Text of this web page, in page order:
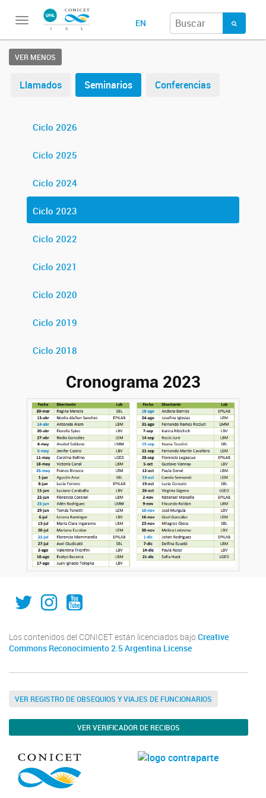
Toggle
EN
VER MENOS
Llamados Seminarios Conferencias
Ciclo 2026
Ciclo 2025
Ciclo 2024
Ciclo 2023
Ciclo 2022
Ciclo 2021
Ciclo 2020
Ciclo 2019
Ciclo 2018
Cronograma 2023
IAL_CONICET
ial.conicet.unl
ialcomunica
Los contenidos del CONICET están licenciados bajo Creative
Commons Reconocimiento 2.5 Argentina License
VER REGISTRO DE OBSEQUIOS Y VIAJES DE FUNCIONARIOS
VER VERIFICADOR DE RECIBOS